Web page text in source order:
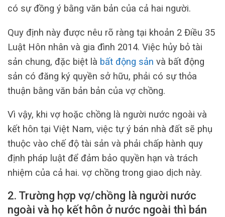
có sự đồng ý bằng văn bản của cả hai người.
Quy định này được nêu rõ ràng tại khoản 2 Điều 35
Luật Hôn nhân và gia đình 2014. Việc hủy bỏ tài
sản chung, đặc biệt là bất động sản và bất động
sản có đăng ký quyền sở hữu, phải có sự thỏa
thuận bằng văn bản bản của vợ chồng.
Vì vậy, khi vợ hoặc chồng là người nước ngoài và
kết hôn tại Việt Nam, việc tự ý bán nhà đất sẽ phụ
thuộc vào chế độ tài sản và phải chấp hành quy
định pháp luật để đảm bảo quyền hạn và trách
nhiệm của cả hai. vợ chồng trong giao dịch này.
2. Trường hợp vợ/chồng là người nước
ngoài và họ kết hôn ở nước ngoài thì bán